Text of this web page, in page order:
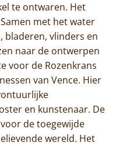
te ontwaren. Het
met het water
bladeren, vlinders en
naar de ontwerpen
voor de Rozenkrans
van Vence. Hier
en kunstenaar. De
de toegewijde
wereld. Het